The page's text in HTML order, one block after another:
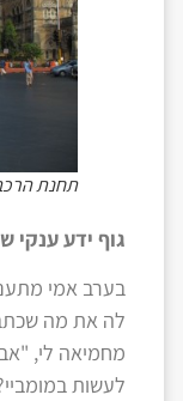
תחנת
גוף ידע ענקי
בערב אמי
לה את מה
מחמיאה לי,
לעשות